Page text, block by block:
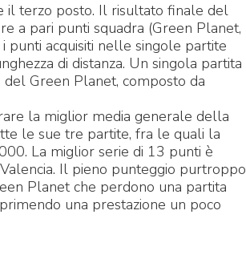
il terzo posto. Il risultato finale del
a pari punti squadra (Green Planet,
punti acquisiti nelle singole partite
di distanza. Un singola partita
Green Planet, composto da
la miglior media generale della
le sue tre partite, fra le quali la
La miglior serie di 13 punti è
Il pieno punteggio purtroppo
Planet che perdono una partita
una prestazione un poco